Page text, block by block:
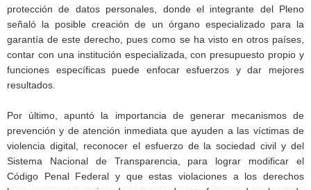
protección de datos personales, donde el integrante del Pleno
señaló la posible creación de un órgano especializado para la
garantía de este derecho, pues como se ha visto en otros países,
contar con una institución especializada, con presupuesto propio y
funciones específicas puede enfocar esfuerzos y dar mejores
resultados.
Por último, apuntó la importancia de generar mecanismos de
prevención y de atención inmediata que ayuden a las víctimas de
violencia digital, reconocer el esfuerzo de la sociedad civil y del
Sistema Nacional de Transparencia, para lograr modificar el
Código Penal Federal y que estas violaciones a los derechos